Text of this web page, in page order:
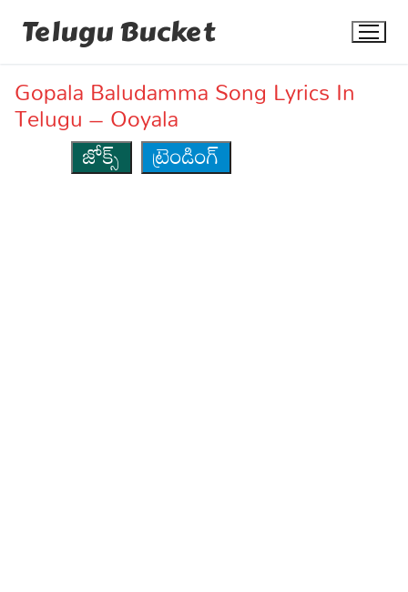
Telugu Bucket
Gopala Baludamma Song Lyrics In
Telugu – Ooyala
జోక్స్
ట్రెండింగ్